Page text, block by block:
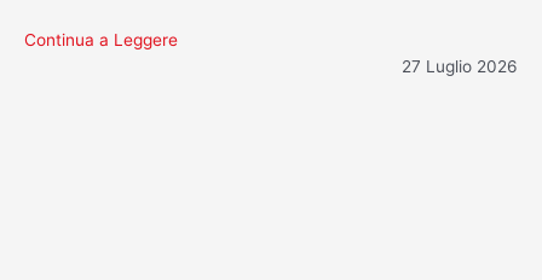
Continua a Leggere
27 Luglio 2026